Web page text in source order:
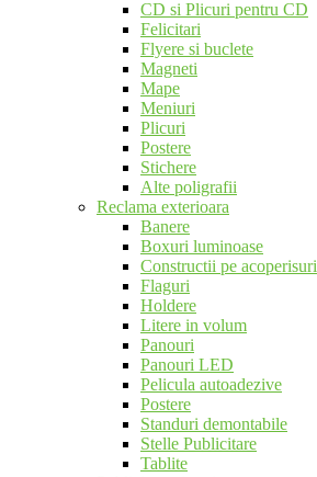
CD si Plicuri pentru CD
Felicitari
Flyere si buclete
Magneti
Mape
Meniuri
Plicuri
Postere
Stichere
Alte poligrafii
Reclama exterioara
Banere
Boxuri luminoase
Constructii pe acoperisuri
Flaguri
Holdere
Litere in volum
Panouri
Panouri LED
Pelicula autoadezive
Postere
Standuri demontabile
Stelle Publicitare
Tablite